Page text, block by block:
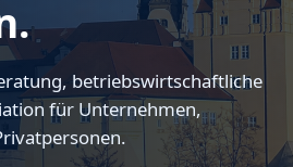
betriebswirtschaftliche
für Unternehmen,